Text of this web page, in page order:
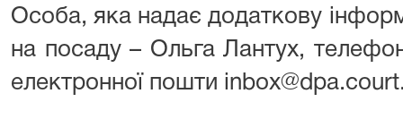
Особа, яка надає додаткову
на посаду – Ольга Лантух,
електронної пошти